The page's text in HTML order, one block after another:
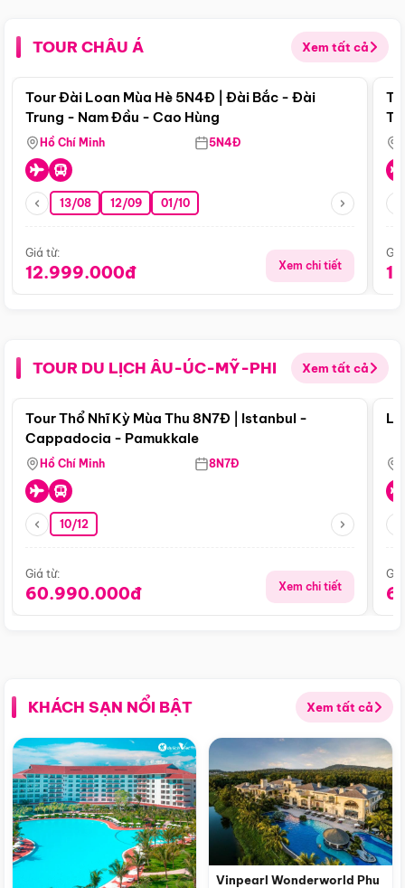
TOUR CHÂU Á Xem tất cả
Điểm nổi bật
Tour Đài Loan Mùa Hè 5N4Đ | Đài Bắc - Đài
Trung - Nam Đầu - Cao Hùng
Hồ Chí Minh 5N4Đ
13/08 12/09 01/10
Giá từ:
12.999.000đ Xem chi tiết
TOUR DU LỊCH ÂU-ÚC-MỸ-PHI Xem tất cả
Điểm nổi bật
Tour Thổ Nhĩ Kỳ Mùa Thu 8N7Đ | Istanbul -
Cappadocia - Pamukkale
Hồ Chí Minh 8N7Đ
10/12
Giá từ:
60.990.000đ Xem chi tiết
KHÁCH SẠN NỔI BẬT Xem tất cả
Vinpearl Wonderworld Phu